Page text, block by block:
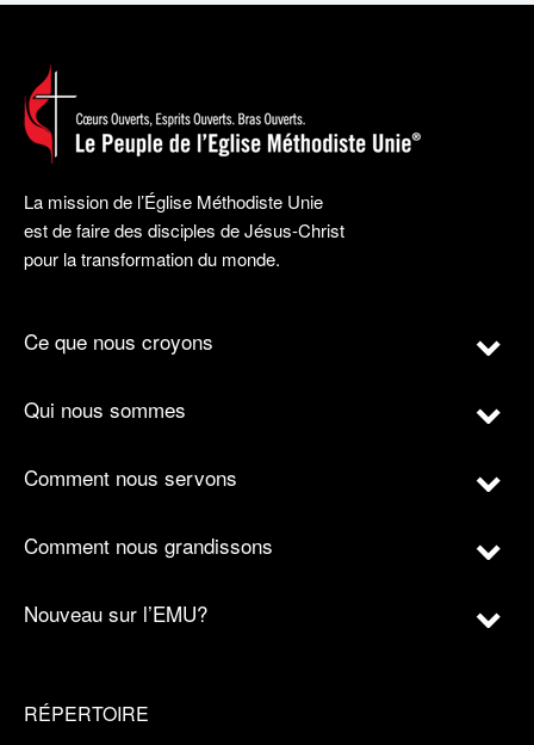
La mission de l’Église Méthodiste Unie
est de faire des disciples de Jésus-Christ
pour la transformation du monde.
Ce que nous croyons
Qui nous sommes
Comment nous servons
Comment nous grandissons
Nouveau sur l’EMU?
RÉPERTOIRE